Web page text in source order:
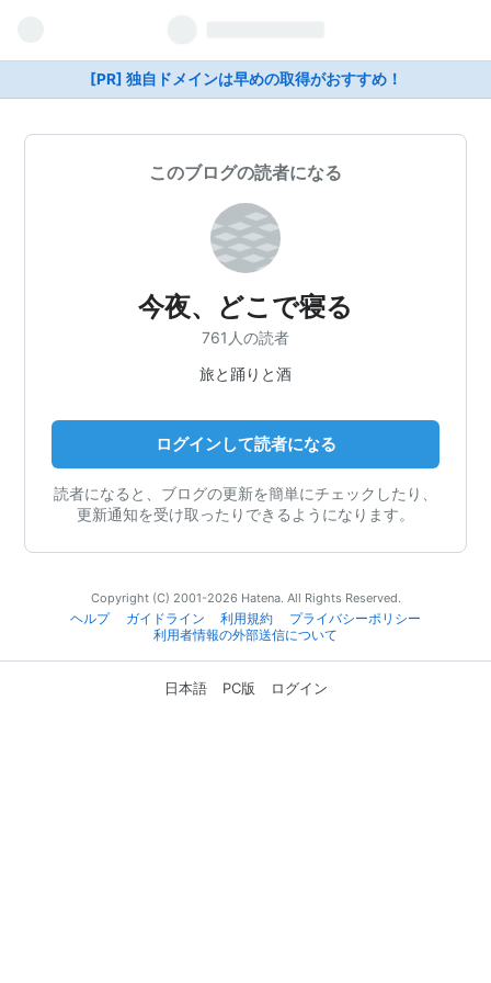
[PR] 独自ドメインは早めの取得がおすすめ！
このブログの読者になる
今夜、どこで寝る
761人の読者
旅と踊りと酒
ログインして読者になる
読者になると、ブログの更新を簡単にチェックしたり、
更新通知を受け取ったりできるようになります。
Copyright (C) 2001-2026 Hatena. All Rights Reserved.
ヘルプ
ガイドライン 利用規約
プライバシーポリシー
利用者情報の外部送信について
日本語 PC版 ログイン